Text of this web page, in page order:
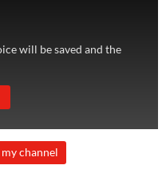
will be saved and the
channel